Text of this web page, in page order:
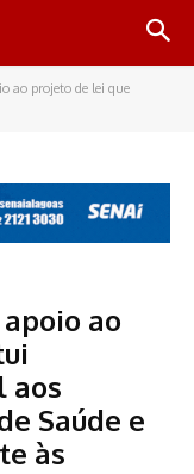
ao projeto de lei que
ao
aos
Saúde e
às